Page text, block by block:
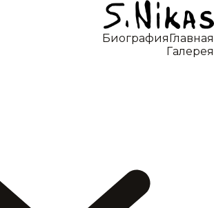
Главная
Биография
Галерея